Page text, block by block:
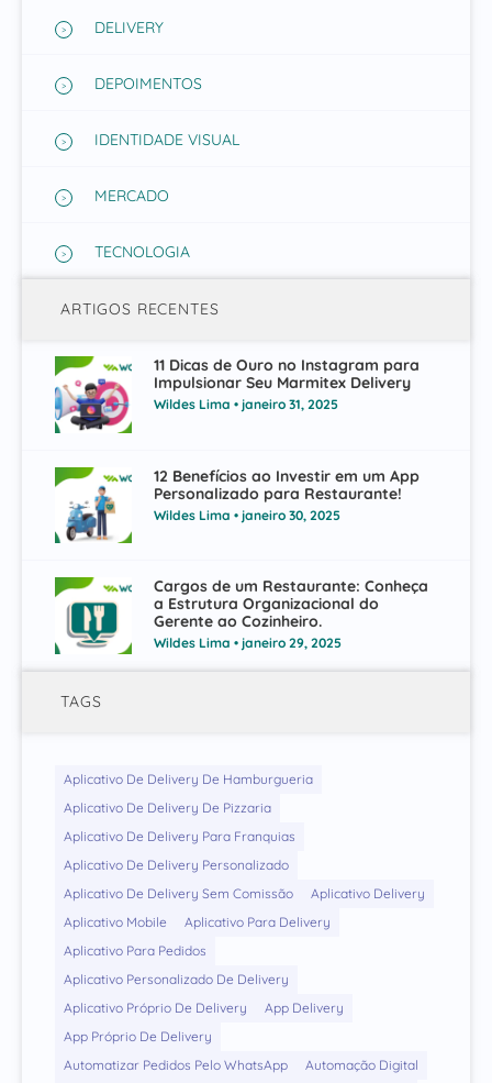
DELIVERY
DEPOIMENTOS
IDENTIDADE VISUAL
MERCADO
TECNOLOGIA
ARTIGOS RECENTES
11 Dicas de Ouro no Instagram para
Impulsionar Seu Marmitex Delivery
Wildes Lima janeiro 31, 2025
12 Benefícios ao Investir em um App
Personalizado para Restaurante!
Wildes Lima janeiro 30, 2025
Cargos de um Restaurante: Conheça
a Estrutura Organizacional do
Gerente ao Cozinheiro.
Wildes Lima janeiro 29, 2025
TAGS
Aplicativo De Delivery De Hamburgueria
Aplicativo De Delivery De Pizzaria
Aplicativo De Delivery Para Franquias
Aplicativo De Delivery Personalizado
Aplicativo De Delivery Sem Comissão
Aplicativo Delivery
Aplicativo Mobile
Aplicativo Para Delivery
Aplicativo Para Pedidos
Aplicativo Personalizado De Delivery
Aplicativo Próprio De Delivery
App Delivery
App Próprio De Delivery
Automatizar Pedidos Pelo WhatsApp
Automação Digital